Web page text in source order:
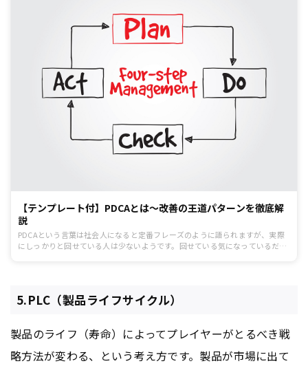
【テンプレート付】PDCAとは〜改善の王道パターンを徹底解
説
PDCAという言葉は社会人になると定番フレーズのように語られますが、実際
にしっかりと回せている人は少ないようです。回せている気になっているだけ
5.PLC（製品ライフサイクル）
製品のライフ（寿命）によってプレイヤーがとるべき戦
略方法が変わる、という考え方です。製品が市場に出て